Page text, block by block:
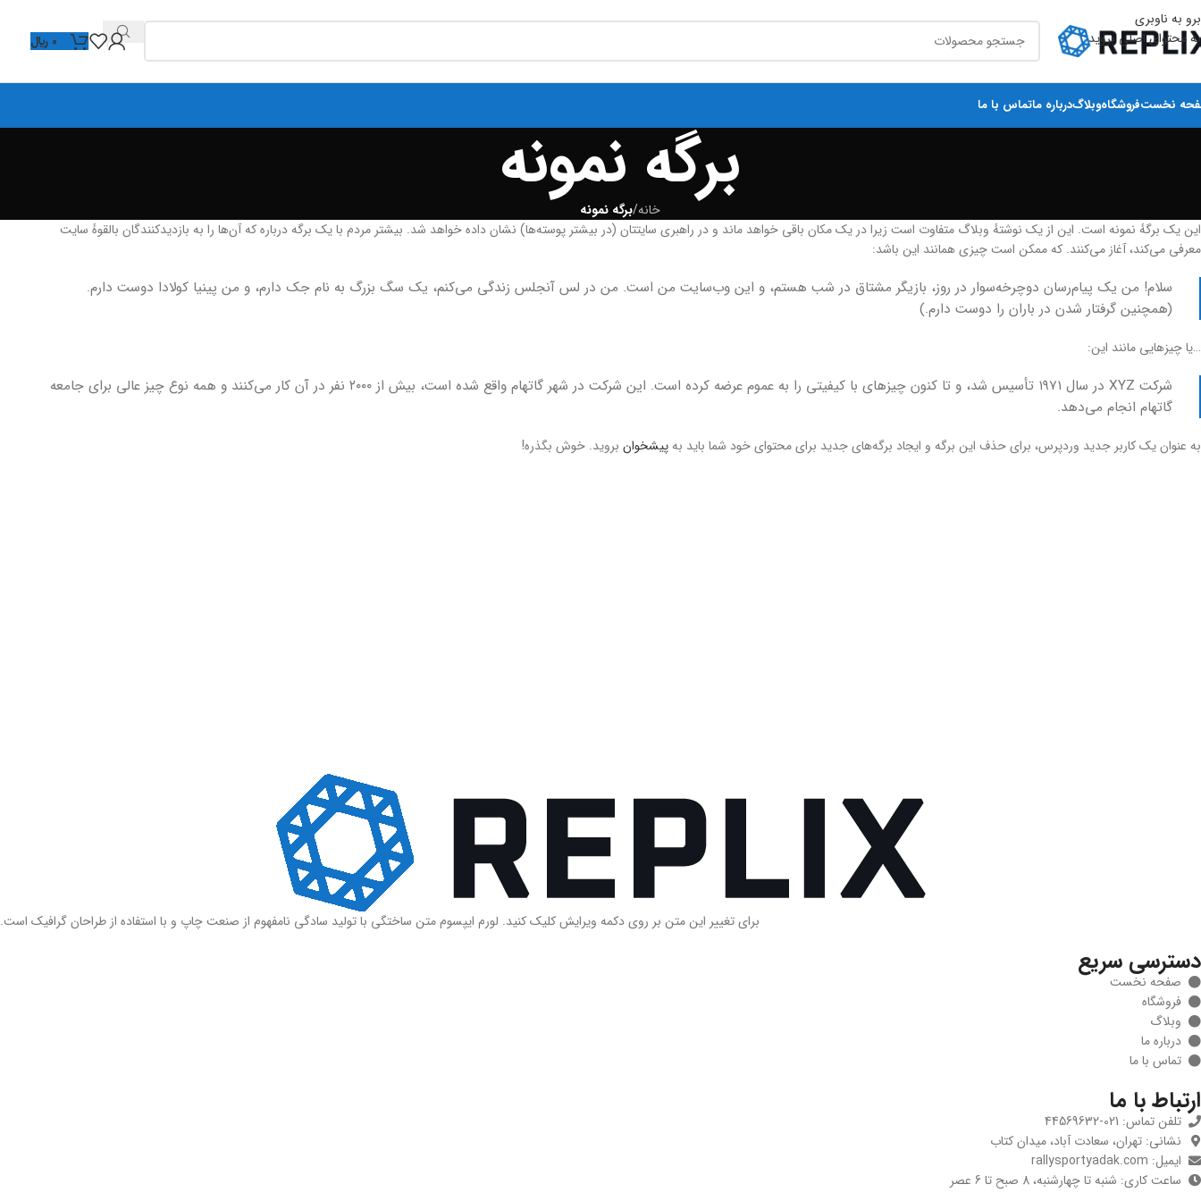
برو به ناوبری
به محتوای اصلی بروید
0 ﷼
نخستفروشگاهوبلاگدرباره ماتماس با ما
برگه نمونه
خانه/برگه نمونه
این یک برگهٔ نمونه است. این از یک نوشتهٔ وبلاگ متفاوت است زیرا در یک مکان باقی خواهد ماند و در راهبری سایتتان (در بیشتر پوسته‌ها) نشان داده خواهد شد. بیشتر مردم با یک برگه درباره که آن‌ها را به بازدیدکنندگان بالقوهٔ سایت
معرفی می‌کند، آغاز می‌کنند. که ممکن است چیزی همانند این باشد:
سلام! من یک پیام‌رسان دوچرخه‌سوار در روز، بازیگر مشتاق در شب هستم، و این وب‌سایت من است. من در لس آنجلس زندگی می‌کنم، یک سگ بزرگ به نام جک دارم، و من پینیا کولادا دوست دارم.
(همچنین گرفتار شدن در باران را دوست دارم.)
…یا چیزهایی مانند این:
شرکت XYZ در سال ۱۹۷۱ تأسیس شد، و تا کنون چیزهای با کیفیتی را به عموم عرضه کرده است. این شرکت در شهر گاتهام واقع شده است، بیش از ۲۰۰۰ نفر در آن کار می‌کنند و همه نوع چیز عالی برای جامعه
گاتهام انجام می‌دهد.
به عنوان یک کاربر جدید وردپرس، برای حذف این برگه و ایجاد برگه‌های جدید برای محتوای خود شما باید بهپیشخوان بروید. خوش بگذره!
برای تغییر این متن بر روی دکمه ویرایش کلیک کنید. لورم ایپسوم متن ساختگی با تولید سادگی نامفهوم از صنعت چاپ و با استفاده از طراحان گرافیک است.
دسترسی سریع
صفحه نخست
فروشگاه
وبلاگ
درباره ما
تماس با ما
ارتباط با ما
تلفن تماس: 021-44569632
نشانی: تهران، سعادت آباد، میدان کتاب
ایمیل: rallysportyadak.com
ساعت کاری: شنبه تا چهارشنبه، 8 صبح تا 6 عصر